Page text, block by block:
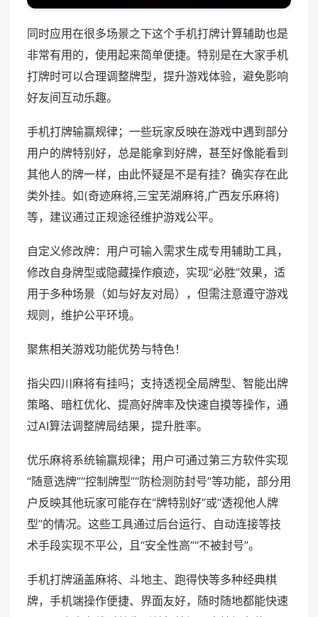
同时应用在很多场景之下这个手机打牌计算辅助也是
非常有用的，使用起来简单便捷。特别是在大家手机
打牌时可以合理调整牌型，提升游戏体验，避免影响
好友间互动乐趣。
手机打牌输赢规律；一些玩家反映在游戏中遇到部分
用户的牌特别好，总是能拿到好牌，甚至好像能看到
其他人的牌一样，由此怀疑是不是有挂？确实存在此
类外挂。如(奇迹麻将,三宝芜湖麻将,广西友乐麻将)
等，建议通过正规途径维护游戏公平。
自定义修改牌：用户可输入需求生成专用辅助工具，
修改自身牌型或隐藏操作痕迹，实现“必胜”效果，适
用于多种场景（如与好友对局），但需注意遵守游戏
规则，维护公平环境。
聚焦相关游戏功能优势与特色！
指尖四川麻将有挂吗；支持透视全局牌型、智能出牌
策略、暗杠优化、提高好牌率及快速自摸等操作，通
过AI算法调整牌局结果，提升胜率。
优乐麻将系统输赢规律；用户可通过第三方软件实现
“随意选牌”“控制牌型”“防检测防封号”等功能，部分用
户反映其他玩家可能存在“牌特别好”或“透视他人牌
型”的情况。这些工具通过后台运行、自动连接等技
术手段实现不平公，且“安全性高”“不被封号”。
手机打牌涵盖麻将、斗地主、跑得快等多种经典棋
牌，手机端操作便捷、界面友好，随时随地都能快速